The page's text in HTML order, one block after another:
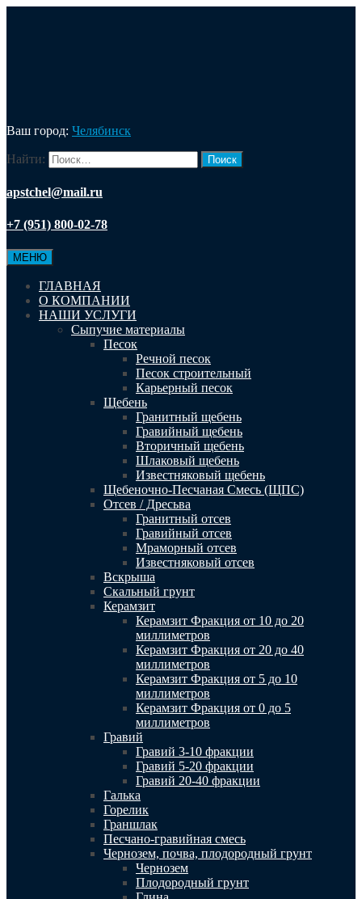
Ваш город: Челябинск
Найти:
apstchel@mail.ru
+7 (951) 800-02-78
МЕНЮ
ГЛАВНАЯ
О КОМПАНИИ
НАШИ УСЛУГИ
Сыпучие материалы
Песок
Речной песок
Песок строительный
Карьерный песок
Щебень
Гранитный щебень
Гравийный щебень
Вторичный щебень
Шлаковый щебень
Известняковый щебень
Щебеночно-Песчаная Смесь (ЩПС)
Отсев / Дресьва
Гранитный отсев
Гравийный отсев
Мраморный отсев
Известняковый отсев
Вскрыша
Скальный грунт
Керамзит
Керамзит Фракция от 10 до 20
миллиметров
Керамзит Фракция от 20 до 40
миллиметров
Керамзит Фракция от 5 до 10
миллиметров
Керамзит Фракция от 0 до 5
миллиметров
Гравий
Гравий 3-10 фракции
Гравий 5-20 фракции
Гравий 20-40 фракции
Галька
Горелик
Граншлак
Песчано-гравийная смесь
Чернозем, почва, плодородный грунт
Чернозем
Плодородный грунт